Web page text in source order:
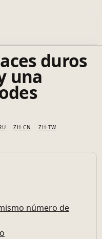
duros
una
ZH-CN ZH-TW
número de